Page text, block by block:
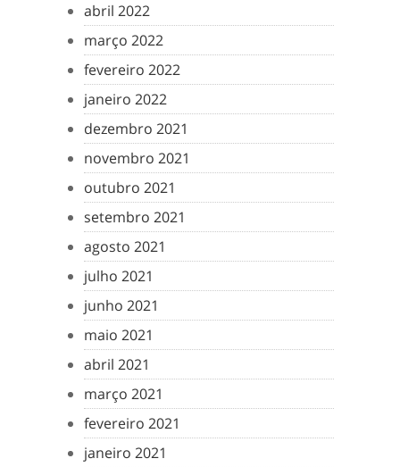
abril 2022
março 2022
fevereiro 2022
janeiro 2022
dezembro 2021
novembro 2021
outubro 2021
setembro 2021
agosto 2021
julho 2021
junho 2021
maio 2021
abril 2021
março 2021
fevereiro 2021
janeiro 2021